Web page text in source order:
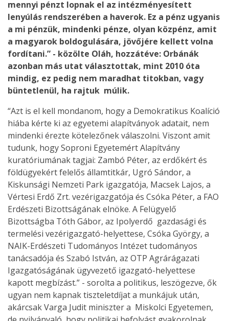
mennyi pénzt lopnak el az intézményesített
lenyúlás rendszerében a haverok. Ez a pénz ugyanis
a mi pénzük, mindenki pénze, olyan közpénz, amit
a magyarok boldogulására, jövőjére kellett volna
fordítani.” - közölte Oláh, hozzátéve: Orbánák
azonban más utat választottak, mint 2010 óta
mindig, ez pedig nem maradhat titokban, vagy
büntetlenül, ha rajtuk múlik.
“Azt is el kell mondanom, hogy a Demokratikus Koalíció
hiába kérte ki az egyetemi alapítványok adatait, nem
mindenki érezte kötelezőnek válaszolni. Viszont amit
tudunk, hogy Soproni Egyetemért Alapítvány
kuratóriumának tagjai: Zambó Péter, az erdőkért és
földügyekért felelős államtitkár, Ugró Sándor, a
Kiskunsági Nemzeti Park igazgatója, Macsek Lajos, a
Vértesi Erdő Zrt. vezérigazgatója és Csóka Péter, a FAO
Erdészeti Bizottságának elnöke. A Felügyelő
Bizottságba Tóth Gábor, az Ipolyerdő gazdasági és
termelési vezérigazgató-helyettese, Csóka György, a
NAIK-Erdészeti Tudományos Intézet tudományos
tanácsadója és Szabó István, az OTP Agrárágazati
Igazgatóságának ügyvezető igazgató-helyettese
kapott megbízást.” - sorolta a politikus, leszögezve, ők
ugyan nem kapnak tiszteletdíjat a munkájuk után,
akárcsak Varga Judit miniszter a Miskolci Egyetemen,